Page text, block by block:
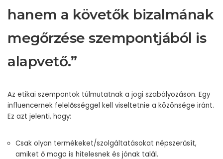
hanem a követők bizalmának
megőrzése szempontjából is
alapvető.”
Az etikai szempontok túlmutatnak a jogi szabályozáson. Egy
influencernek felelősséggel kell viseltetnie a közönsége iránt.
Ez azt jelenti, hogy:
Csak olyan termékeket/szolgáltatásokat népszerűsít,
amiket ő maga is hitelesnek és jónak talál.